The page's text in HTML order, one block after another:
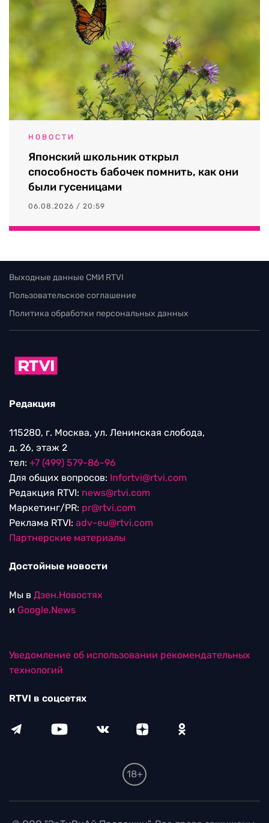
НОВОСТИ
Японский школьник открыл
способность бабочек помнить, как они
были гусеницами
06.08.2026 / 20:59
Выходные данные СМИ RTVI
Пользовательское соглашение
Политика обработки персональных данных
Редакция
115280, г. Москва, ул. Ленинская слобода,
д. 26, этаж 2
тел: +7 (499) 579-86-96
Для общих вопросов: Infortvi@rtvi.com
Редакция RTVI: news@rtvi.com
Маркетинг/PR: pr@rtvi.com
Реклама RTVI: adv-eu@rtvi.com
Партнерские материалы
Достойные новости
Мы в Дзен.Новостях
и Google.News
Уведомление об использовании рекомендательных
технологий
RTVI в соцсетях
18+